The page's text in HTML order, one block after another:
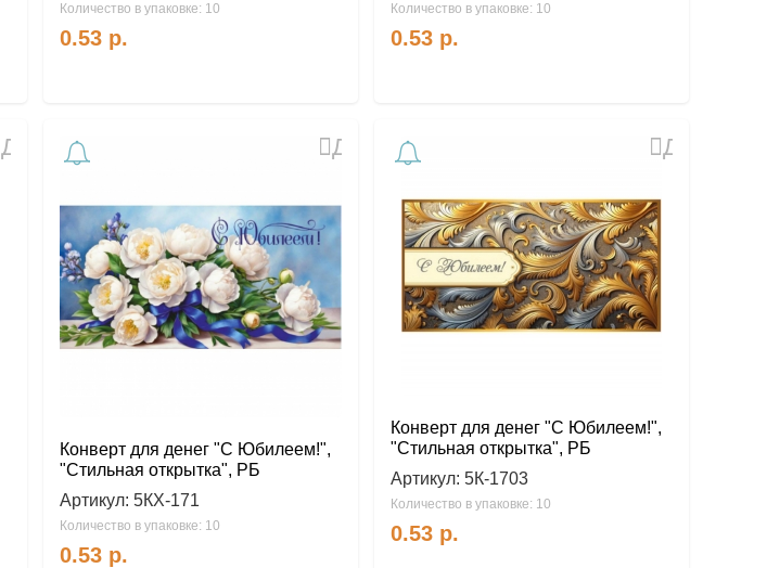
Количество в упаковке: 10
0.53 р.
Количество в упаковке: 10
0.53 р.
Добавить
Добавить
избранное
Конверт для денег "С Юбилеем!",
"Стильная открытка", РБ
Артикул: 5КХ-171
Количество в упаковке: 10
0.53 р.
Добавить
избранное
Конверт для денег "С Юбилеем!",
"Стильная открытка", РБ
Артикул: 5К-1703
Количество в упаковке: 10
0.53 р.